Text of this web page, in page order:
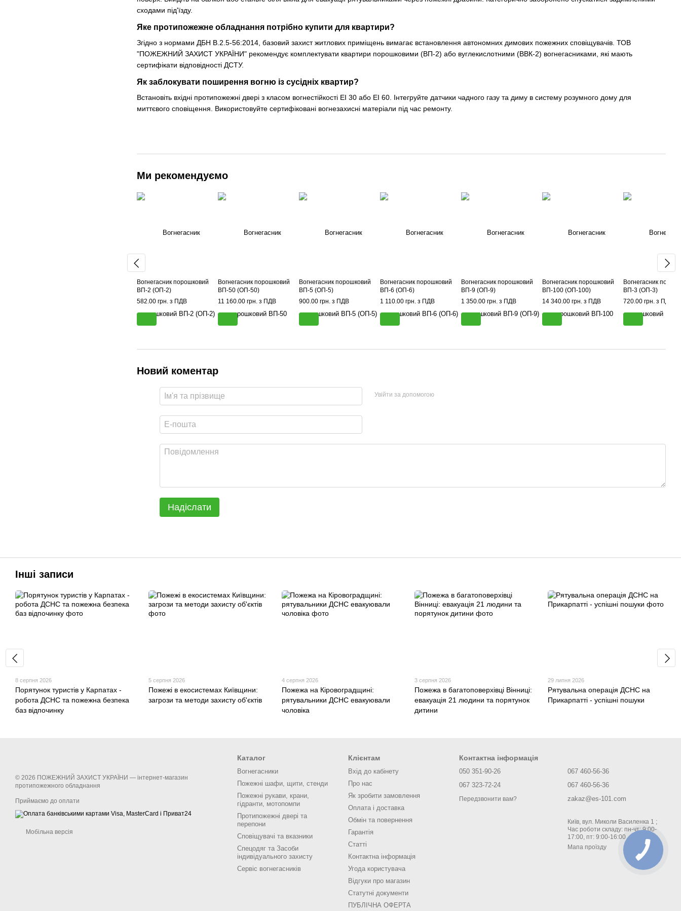
сходами під'їзду.
Яке протипожежне обладнання потрібно купити для квартири?
Згідно з нормами ДБН В.2.5-56:2014, базовий захист житлових приміщень вимагає встановлення автономних димових пожежних сповіщувачів. ТОВ
"ПОЖЕЖНИЙ ЗАХИСТ УКРАЇНИ" рекомендує комплектувати квартири порошковими (ВП-2) або вуглекислотними (ВВК-2) вогнегасниками, які мають
сертифікати відповідності ДСТУ.
Як заблокувати поширення вогню із сусідніх квартир?
Встановіть вхідні протипожежні двері з класом вогнестійкості EI 30 або EI 60. Інтегруйте датчики чадного газу та диму в систему розумного дому для
миттєвого сповіщення. Використовуйте сертифіковані вогнезахисні матеріали під час ремонту.
Ми рекомендуємо
Вогнегасник порошковий
ВП-2 (ОП-2)
582.00 грн. з ПДВ
Вогнегасник порошковий
ВП-50 (ОП-50)
11 160.00 грн. з ПДВ
Вогнегасник порошковий
ВП-5 (ОП-5)
900.00 грн. з ПДВ
Вогнегасник порошковий
ВП-6 (ОП-6)
1 110.00 грн. з ПДВ
Вогнегасник порошковий
ВП-9 (ОП-9)
1 350.00 грн. з ПДВ
Вогнегасник порошковий
ВП-100 (ОП-100)
14 340.00 грн. з ПДВ
Вогнегасник
ВП-3 (ОП-3)
720.00 грн. з ПДВ
Новий коментар
Увійти за допомогою
Надіслати
Інші записи
8 серпня 2026
Порятунок туристів у Карпатах -
робота ДСНС та пожежна безпека
баз відпочинку
5 серпня 2026
Пожежі в екосистемах Київщини:
загрози та методи захисту об'єктів
4 серпня 2026
Пожежа на Кіровоградщині:
рятувальники ДСНС евакуювали
чоловіка
3 серпня 2026
Пожежа в багатоповерхівці Вінниці:
евакуація 21 людини та порятунок
дитини
29 липня 2026
Рятувальна операція ДСНС на
Прикарпатті - успішні пошуки
© 2026 ПОЖЕЖНИЙ ЗАХИСТ УКРАЇНИ — інтернет-магазин
протипожежного обладнання
Приймаємо до оплати
Мобільна версія
Каталог
Вогнегасники
Пожежні шафи, щити, стенди
Пожежні рукави, крани,
гідранти, мотопомпи
Протипожежні двері та
перепони
Сповіщувачі та вказники
Спецодяг та Засоби
індивідуального захисту
Сервіс вогнегасників
Клієнтам
Вхід до кабінету
Про нас
Як зробити замовлення
Оплата і доставка
Обмін та повернення
Гарантія
Статті
Контактна інформація
Угода користувача
Відгуки про магазин
Статутні документи
ПУБЛІЧНА ОФЕРТА
Контактна інформація
050 351-90-26
067 323-72-24
Передзвонити вам?
067 460-56-36
067 460-56-36
zakaz@es-101.com
Київ, вул. Миколи Василенка 1 ;
Час роботи складу: пн-чт: 9:00-
17:00, пт: 9:00-16:00
Мапа проїзду